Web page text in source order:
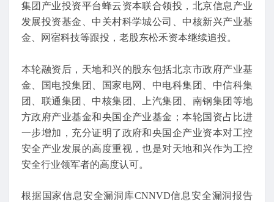
集团产业投资平台蜂云资本联合领投，北京信息产业
发展投资基金、中关村科学城公司、中核新兴产业基
金、网宿科技等跟投，老股东松禾资本继续追投。
本轮融资后，天地和兴的股东包括北京市政府产业基
金、国电投集团、国家电网、中电科集团、中信科集
团、联通集团、中核集团、上汽集团、南钢集团等地
方政府产业基金和央国企产业基金；本轮国资占比进
一步增加，充分证明了政府和央国企产业资本对工控
安全产业发展的高度重视，也是对天地和兴作为工控
安全行业领军者的高度认可。
根据国家信息安全漏洞库CNNVD信息安全漏洞报告